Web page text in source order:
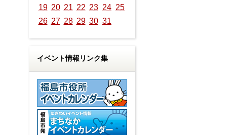
19 20 21 22 23 24 25
26 27 28 29 30 31
イベント情報リンク集